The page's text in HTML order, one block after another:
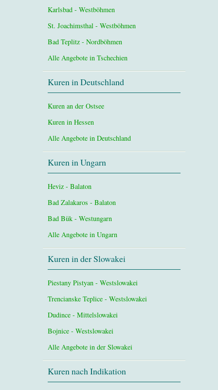
Karlsbad - Westböhmen
St. Joachimsthal - Westböhmen
Bad Teplitz - Nordböhmen
Alle Angebote in Tschechien
Kuren in Deutschland
Kuren an der Ostsee
Kuren in Hessen
Alle Angebote in Deutschland
Kuren in Ungarn
Heviz - Balaton
Bad Zalakaros - Balaton
Bad Bük - Westungarn
Alle Angebote in Ungarn
Kuren in der Slowakei
Piestany Pistyan - Westslowakei
Trencianske Teplice - Westslowakei
Dudince - Mittelslowakei
Bojnice - Westslowakei
Alle Angebote in der Slowakei
Kuren nach Indikation